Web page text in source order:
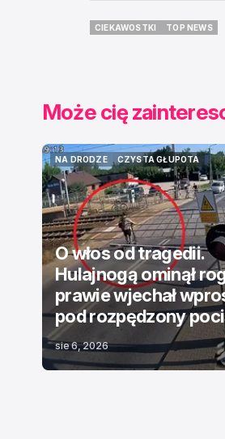
CIEKAWOSTKI
TOP NEWS
Może cię
NA DRODZE
NA DRODZE
CZYSTA GŁUPOTA
CZYSTA GŁUPOTA
O włos od tragedii.
Hulajnogą ominął
prawie wjechał
pod rozpędzony
sie 6, 2026